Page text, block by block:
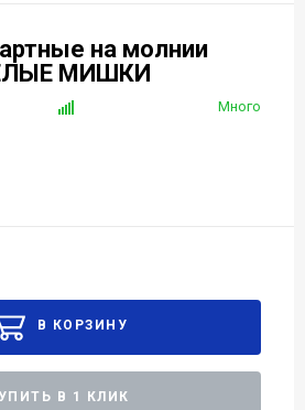
на молнии
МИШКИ
Много
В 1 КЛИК